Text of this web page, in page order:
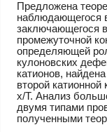
Предложена
наблюдающегося
заключающегося
промежуточной
определяющей
кулоновских
катионов,
второй
x/T. Анализ
двумя типами
полученными